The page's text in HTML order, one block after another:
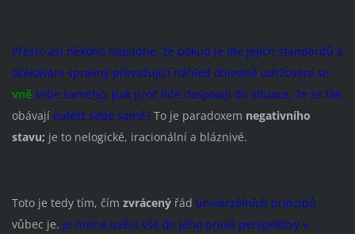
Přesto asi někoho napadne, že pokud je dle jejich standardů a
očekávání správný převažující náhled ohledně udržování se
vněsebe samého, pak proč lidé dospívají do situace, že se tak
obávajínalézt sebe samé? To je paradoxem negativního
stavu; je to nelogické, iracionální a bláznivé.
Toto je tedy tím, čím zvrácený řád univerzálních principů
vůbec je. Je nutné uvést vše do jeho pravé perspektivy v